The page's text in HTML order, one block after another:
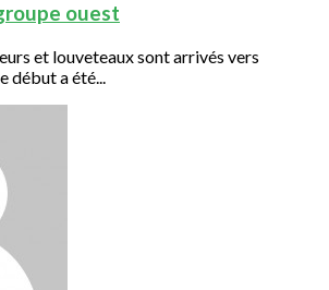
ouest
et louveteaux sont arrivés vers
a été...